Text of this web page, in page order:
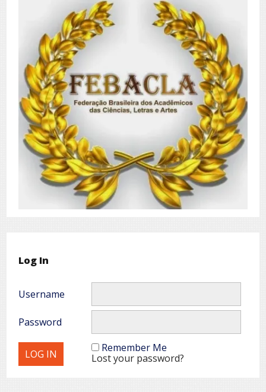
Log In
Username
Password
Remember Me
Lost your password?